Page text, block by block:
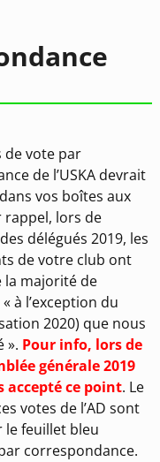
de vote par
de l’USKA devrait
vos boîtes aux
rappel, lors de
délégués 2019, les
de votre club ont
la majorité de
à l’exception du
2020) que nous
». Pour info, lors de
générale 2019
accepté ce point. Le
votes de l’AD sont
le feuillet bleu
correspondance.